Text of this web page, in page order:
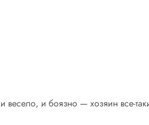
и боязно — хозяин все-